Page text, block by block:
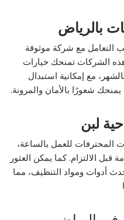
بالرياض
التعامل مع شركة موثوقة
الشركات تمنحك خيارات
مع إمكانية استبدال
شعورًا بالأمان والمرونة.
لبن
المحترفات للعمل بالساعة،
قبل الالتزام. كما يمكن العثور
أدوات ومواد التنظيف، مما